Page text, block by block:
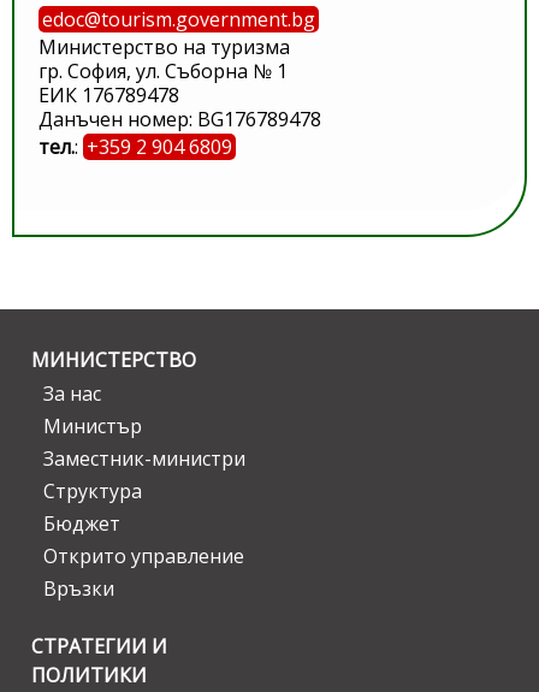
edoc@tourism.government.bg
Министерство на туризма
гр. София, ул. Съборна № 1
ЕИК 176789478
Данъчен номер: BG176789478
тел.: +359 2 904 6809
МИНИСТЕРСТВО
За нас
Министър
Заместник-министри
Структура
Бюджет
Открито управление
Връзки
СТРАТЕГИИ И
ПОЛИТИКИ